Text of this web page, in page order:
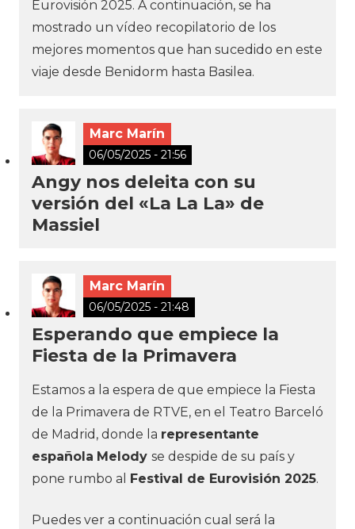
Eurovisión 2025. A continuación, se ha
mostrado un vídeo recopilatorio de los
mejores momentos que han sucedido en este
viaje desde Benidorm hasta Basilea.
Marc Marín
06/05/2025 - 21:56
Angy nos deleita con su
versión del «La La La» de
Massiel
Marc Marín
06/05/2025 - 21:48
Esperando que empiece la
Fiesta de la Primavera
Estamos a la espera de que empiece la Fiesta
de la Primavera de RTVE, en el Teatro Barceló
de Madrid, donde la representante
española Melody se despide de su país y
pone rumbo al Festival de Eurovisión 2025.
Puedes ver a continuación cual será la